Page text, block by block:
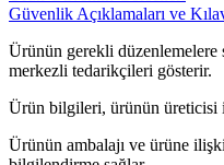
Güvenlik Açıklamaları ve
Ürünün gerekli düzenlemelere
merkezli tedarikçileri gösterir.
Ürün bilgileri, ürünün
Ürünün ambalajı ve ürüne